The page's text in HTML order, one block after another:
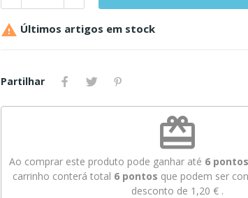
 Últimos artigos em stock
Partilhar
redeem
Ao comprar este produto pode ganhar até 6
carrinho conterá total 6pontos que podem ser
desconto de 1,20 € .